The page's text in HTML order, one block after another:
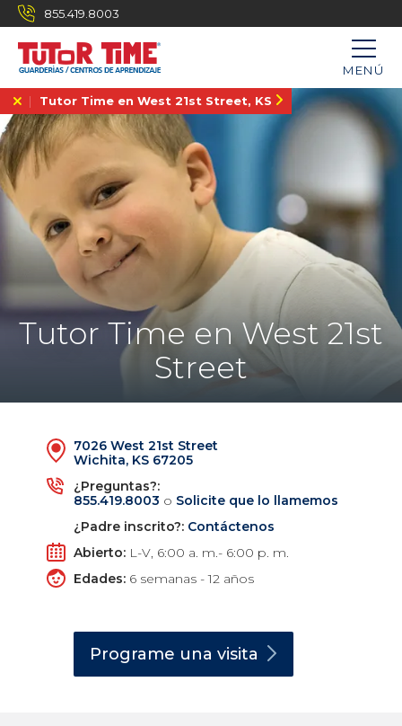
855.419.8003
MENÚ
Tutor Time en West 21st Street, KS
Tutor Time en West 21st
Street
7026 West 21st Street
Wichita, KS 67205
¿Preguntas?:
855.419.8003 o Solicite que lo llamemos
¿Padre inscrito?: Contáctenos
Abierto: L-V, 6:00 a. m.- 6:00 p. m.
Edades: 6 semanas - 12 años
Programe unavisita